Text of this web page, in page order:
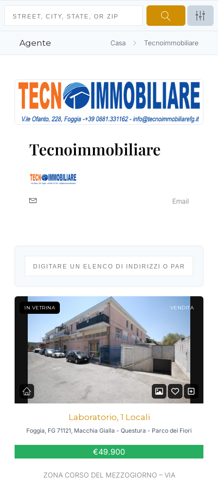
Agente Casa Tecnoimmobiliare
Tecnoimmobiliare
Email
IN VETRINA VENDITA
Laboratorio, 1 Locali
Foggia, FG 71121, Macchia Gialla - Questura - Parco dei Fiori
€49.900
ZONA CORSO DEL MEZZOGIORNO – VIA